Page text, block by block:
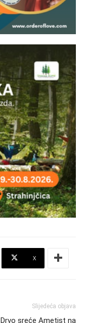
X
Slijedeća objava
Drvo sreće Ametist na